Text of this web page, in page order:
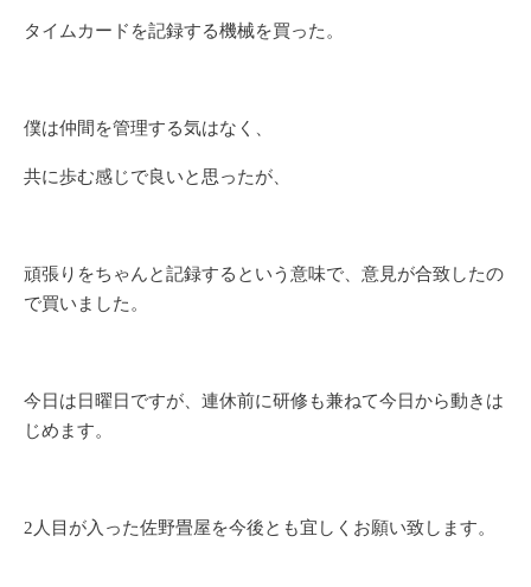
タイムカードを記録する機械を買った。
僕は仲間を管理する気はなく、
共に歩む感じで良いと思ったが、
頑張りをちゃんと記録するという意味で、意見が合致したの
で買いました。
今日は日曜日ですが、連休前に研修も兼ねて今日から動きは
じめます。
2人目が入った佐野畳屋を今後とも宜しくお願い致します。